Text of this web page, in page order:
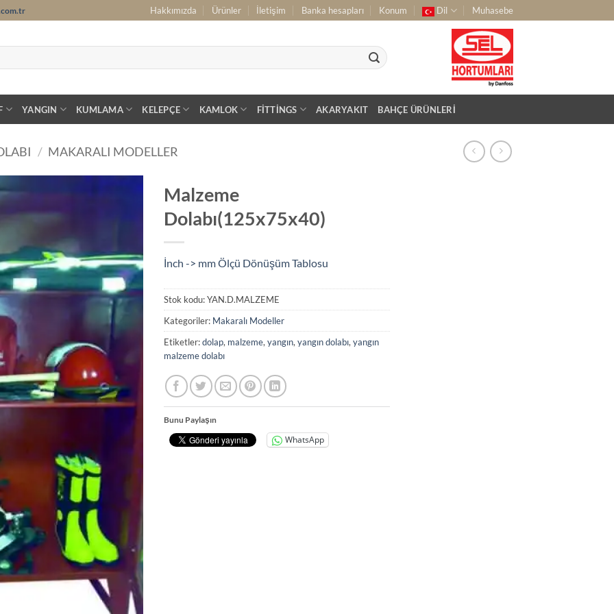
Hakkımızda Ürünler İletişim Banka hesapları Konum Dil Muhasebe
YANGIN KUMLAMA KELEPÇE KAMLOK FITTINGS AKARYAKIT BAHÇE ÜRÜNLERI
/ MAKARALI MODELLER
Malzeme
Dolabı(125x75x40)
İnch -> mm Ölçü Dönüşüm Tablosu
Stok kodu:YAN.D.MALZEME
Kategoriler: Makaralı Modeller
Etiketler:dolap, malzeme, yangın, yangın dolabı, yangın
malzeme dolabı
Bunu Paylaşın
WhatsApp